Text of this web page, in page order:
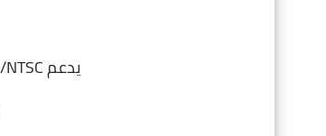
يدعم PAL/NTSC ‏,‏ Resolution 576i/576p/720p/1080i/1080p